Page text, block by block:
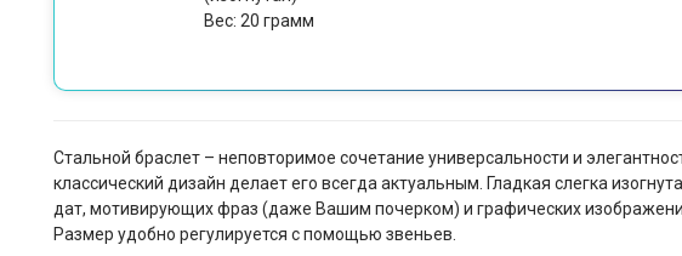
Вес: 20 грамм
Стальной браслет – неповторимое сочетание универсальности и
классический дизайн делает его всегда актуальным. Гладкая слегка
дат, мотивирующих фраз (даже Вашим почерком) и графических
Размер удобно регулируется с помощью звеньев.